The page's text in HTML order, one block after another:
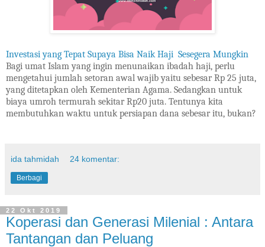
Investasi yang Tepat Supaya Bisa Naik Haji Sesegera Mungkin
Bagi umat Islam yang ingin menunaikan ibadah haji, perlu
mengetahui jumlah setoran awal wajib yaitu sebesar Rp 25 juta,
yang ditetapkan oleh Kementerian Agama. Sedangkan untuk
biaya umroh termurah sekitar Rp20 juta. Tentunya kita
membutuhkan waktu untuk persiapan dana sebesar itu, bukan?
ida tahmidah 24 komentar:
Berbagi
22 Okt 2019
Koperasi dan Generasi Milenial : Antara
Tantangan dan Peluang